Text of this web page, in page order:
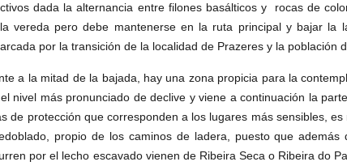
dada la alternancia entre filones basálticos y rocas de
vereda pero debe mantenerse en la ruta principal y bajar la
por la transición de la localidad de Prazeres y la población
a la mitad de la bajada, hay una zona propicia para la
nivel más pronunciado de declive y viene a continuación la
de protección que corresponden a los lugares más sensibles,
propio de los caminos de ladera, puesto que
por el lecho escavado vienen de Ribeira Seca o Ribeira do